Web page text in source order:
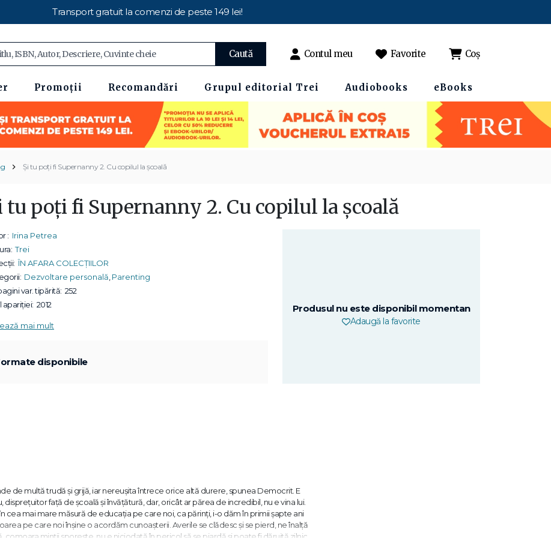
Transport gratuit la comenzi de peste 149 lei!
Caută Contul meu Favorite Coș
Promoții Recomandări Grupul editorial Trei Audiobooks eBooks
Şi tu poţi fi Supernanny 2. Cu copilul la şcoală
tu poţi fi Supernanny 2. Cu copilul la şcoală
: Irina Petrea
Trei
ÎN AFARA COLECȚIILOR
Dezvoltare personală Parenting
var. tipărită: 252
apariției: 2012
mai mult
disponibile
Produsul nu este disponibil momentan
Adaugă la favorite
de multă trudă şi grijă, iar nereuşita întrece orice altă durere, spunea Democrit. E
dispreţuitor faţă de şcoală şi învăţătură, dar, oricât ar părea de incredibil, nu e vina lui.
cea mai mare măsură de educaţia pe care noi, ca părinţi, i-o dăm în primii şapte ani
pe care noi înşine o acordăm cunoaşterii. Averile se clădesc şi se pierd, ne înalţă